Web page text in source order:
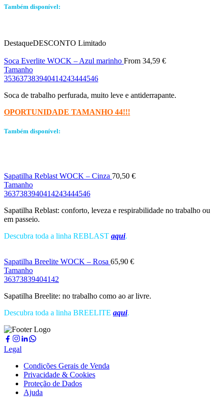
Também disponível:
DestaqueDESCONTO Limitado
Soca Everlite WOCK – Azul marinho From 34,59 €
Tamanho
353637383940414243444546
Soca de trabalho perfurada, muito leve e antiderrapante.
OPORTUNIDADE TAMANHO 44!!!
Também disponível:
Sapatilha Reblast WOCK – Cinza 70,50 €
Tamanho
3637383940414243444546
Sapatilha Reblast: conforto, leveza e respirabilidade no trabalho ou
em passeio.
Descubra toda a linha REBLAST aqui.
Sapatilha Breelite WOCK – Rosa 65,90 €
Tamanho
36373839404142
Sapatilha Breelite: no trabalho como ao ar livre.
Descubra toda a linha BREELITE aqui.
Legal
Condições Gerais de Venda
Privacidade & Cookies
Proteção de Dados
Ajuda